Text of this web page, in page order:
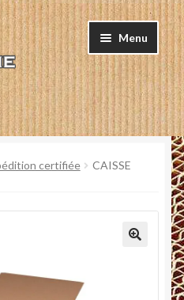
Menu
certifiée
CAISSE